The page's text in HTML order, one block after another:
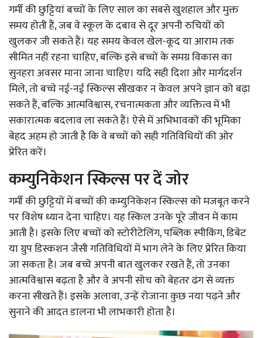
गर्मी की छुट्टियां बच्चों के लिए साल का सबसे खुशहाल और मुक्त
समय होती हैं, जब वे स्कूल के दबाव से दूर अपनी रुचियों को
खुलकर जी सकते हैं। यह समय केवल खेल-कूद या आराम तक
सीमित नहीं रहना चाहिए, बल्कि इसे बच्चों के समग्र विकास का
सुनहरा अवसर माना जाना चाहिए। यदि सही दिशा और मार्गदर्शन
मिले, तो बच्चे नई-नई स्किल्स सीखकर न केवल अपने ज्ञान को बढ़ा
सकते हैं, बल्कि आत्मविश्वास, रचनात्मकता और व्यक्तित्व में भी
सकारात्मक बदलाव ला सकते हैं। ऐसे में अभिभावकों की भूमिका
बेहद अहम हो जाती है कि वे बच्चों को सही गतिविधियों की ओर
प्रेरित करें।
कम्युनिकेशन स्किल्स पर दें जोर
गर्मी की छुट्टियों में बच्चों की कम्युनिकेशन स्किल्स को मजबूत करने
पर विशेष ध्यान देना चाहिए। यह स्किल उनके पूरे जीवन में काम
आती है। इसके लिए बच्चों को स्टोरीटेलिंग, पब्लिक स्पीकिंग, डिबेट
या ग्रुप डिस्कशन जैसी गतिविधियों में भाग लेने के लिए प्रेरित किया
जा सकता है। जब बच्चे अपनी बात खुलकर रखते हैं, तो उनका
आत्मविश्वास बढ़ता है और वे अपनी सोच को बेहतर ढंग से व्यक्त
करना सीखते हैं। इसके अलावा, उन्हें रोजाना कुछ नया पढ़ने और
सुनाने की आदत डालना भी लाभकारी होता है।